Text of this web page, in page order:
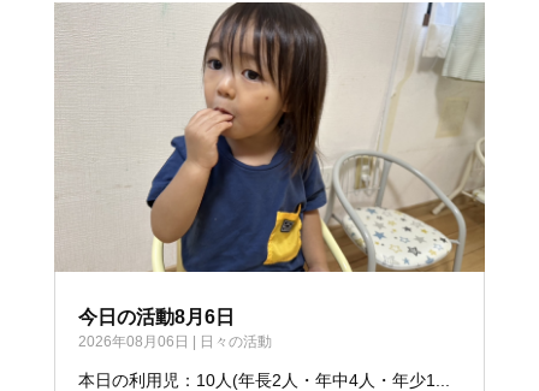
今日の活動8月6日
2026年08月06日 | 日々の活動
本日の利用児：10人(年長2人・年中4人・年少1...